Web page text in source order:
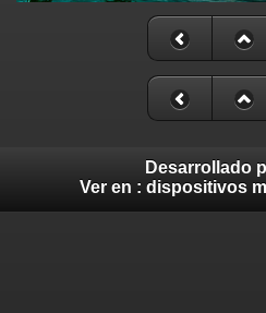
Desarrollado
Ver en : dispositivos